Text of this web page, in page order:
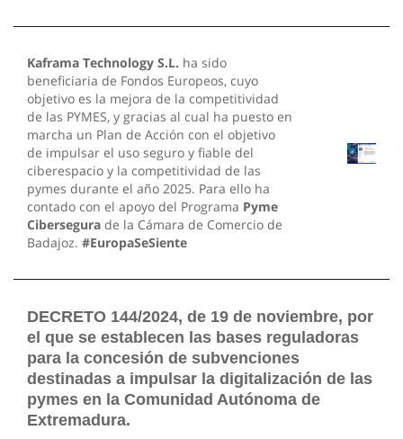
Kaframa Technology S.L. ha sido
beneficiaria de Fondos Europeos, cuyo
objetivo es la mejora de la competitividad
de las PYMES, y gracias al cual ha puesto en
marcha un Plan de Acción con el objetivo
de impulsar el uso seguro y fiable del
ciberespacio y la competitividad de las
pymes durante el año 2025. Para ello ha
contado con el apoyo del Programa Pyme
Cibersegura de la Cámara de Comercio de
Badajoz. #EuropaSeSiente
DECRETO 144/2024, de 19 de noviembre, por
el que se establecen las bases reguladoras
para la concesión de subvenciones
destinadas a impulsar la digitalización de las
pymes en la Comunidad Autónoma de
Extremadura.